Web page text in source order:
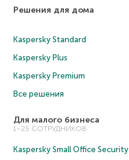
Решения для дома
Kaspersky Standard
Kaspersky Plus
Kaspersky Premium
Все решения
Для малого бизнеса
1–25 СОТРУДНИКОВ
Kaspersky Small Office Security